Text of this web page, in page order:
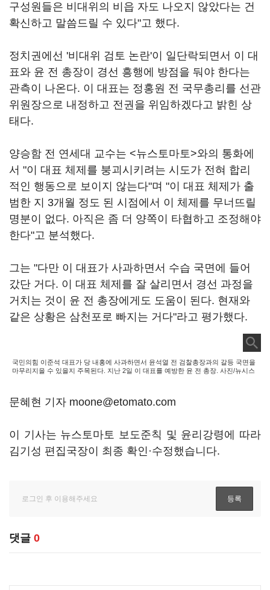
구성원들은 비대위의 비읍 자도 나오지 않았다는 건
확신하고 말씀드릴 수 있다"고 했다.
정치권에선 '비대위 검토 논란'이 일단락되면서 이 대
표와 윤 전 총장이 경선 흥행에 방점을 둬야 한다는
관측이 나온다. 이 대표는 정홍원 전 국무총리를 선관
위원장으로 내정하고 전권을 위임하겠다고 밝힌 상
태다.
양승함 전 연세대 교수는 <뉴스토마토>와의 통화에
서 "이 대표 체제를 붕괴시키려는 시도가 전혀 합리
적인 행동으로 보이지 않는다"며 "이 대표 체제가 출
범한 지 3개월 정도 된 시점에서 이 체제를 무너뜨릴
명분이 없다. 아직은 좀 더 양쪽이 타협하고 조정해야
한다"고 분석했다.
그는 "다만 이 대표가 사과하면서 수습 국면에 들어
갔단 거다. 이 대표 체제를 잘 살리면서 경선 과정을
거치는 것이 윤 전 총장에게도 도움이 된다. 현재와
같은 상황은 삼천포로 빠지는 거다"라고 평가했다.
국민의힘 이준석 대표가 당 내홍에 사과하면서 윤석열 전 검찰총장과의 갈등 국면을
마무리지을 수 있을지 주목된다. 지난 2일 이 대표를 예방한 윤 전 총장. 사진/뉴시스
문혜현 기자 moone@etomato.com
이 기사는 뉴스토마토 보도준칙 및 윤리강령에 따라
김기성 편집국장이 최종 확인·수정했습니다.
댓글 0